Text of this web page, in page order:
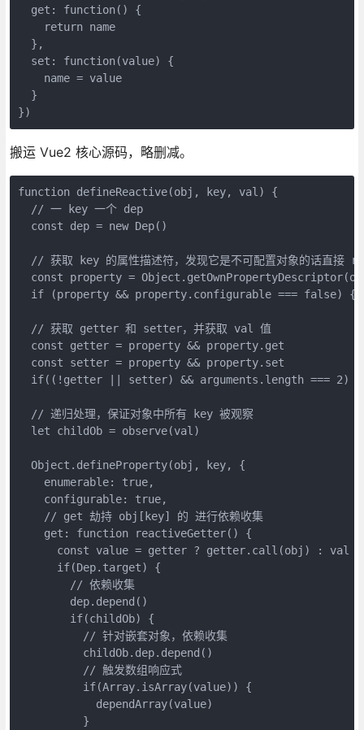
  get: function() {
    return name
  },
  set: function(value) {
    name = value
  }
})
搬运 Vue2 核心源码，略删减。
function defineReactive(obj, key, val) {
  // 一 key 一个 dep
  const dep = new Dep()
// 获取 key 的属性描述符，发现它是不可配置对象的话直接
const property =
if (property && property.configurable === false) {
  // 获取 getter 和 setter，并获取 val 值
  const getter = property && property.get
  const setter = property && property.set
if((!getter || setter) && arguments.length === 2)
  // 递归处理，保证对象中所有 key 被观察
  let childOb = observe(val)
  Object.defineProperty(obj, key, {
    enumerable: true,
    configurable: true,
    // get 劫持 obj[key] 的 进行依赖收集
    get: function reactiveGetter() {
      const value = getter ? getter.call(obj) : val
      if(Dep.target) {
        // 依赖收集
        dep.depend()
        if(childOb) {
          // 针对嵌套对象，依赖收集
          childOb.dep.depend()
          // 触发数组响应式
          if(Array.isArray(value)) {
            dependArray(value)
          }